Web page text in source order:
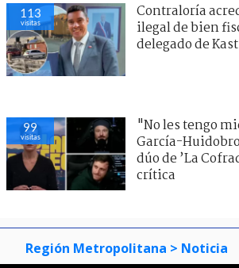
113
visitas
Contraloría
ilegal de bien
delegado de
99
visitas
"No les tengo
García-
dúo de ’La
crítica
Región Metropolitana > Noticia